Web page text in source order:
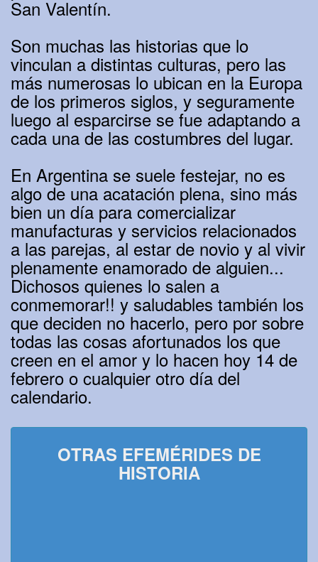
San Valentín.
Son muchas las historias que lo
vinculan a distintas culturas, pero las
más numerosas lo ubican en la Europa
de los primeros siglos, y seguramente
luego al esparcirse se fue adaptando a
cada una de las costumbres del lugar.
En Argentina se suele festejar, no es
algo de una acatación plena, sino más
bien un día para comercializar
manufacturas y servicios relacionados
a las parejas, al estar de novio y al vivir
plenamente enamorado de alguien...
Dichosos quienes lo salen a
conmemorar!! y saludables también los
que deciden no hacerlo, pero por sobre
todas las cosas afortunados los que
creen en el amor y lo hacen hoy 14 de
febrero o cualquier otro día del
calendario.
OTRAS EFEMÉRIDES DE
HISTORIA